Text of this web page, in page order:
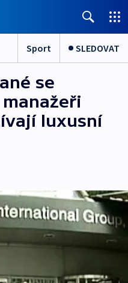
Sport SLEDOVAT
se
luxusní